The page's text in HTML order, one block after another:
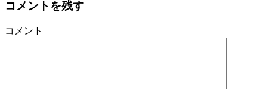
コメントを残す
コメント